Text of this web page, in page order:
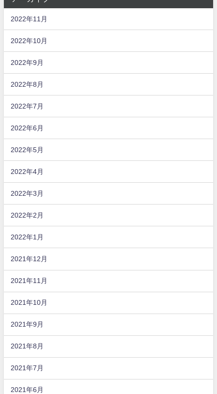
2022年11月
2022年10月
2022年9月
2022年8月
2022年7月
2022年6月
2022年5月
2022年4月
2022年3月
2022年2月
2022年1月
2021年12月
2021年11月
2021年10月
2021年9月
2021年8月
2021年7月
2021年6月